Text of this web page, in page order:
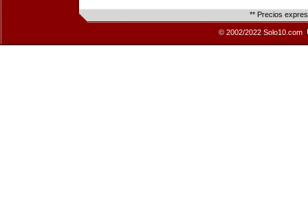
** Precios
© 2002/2022 Solo10.com